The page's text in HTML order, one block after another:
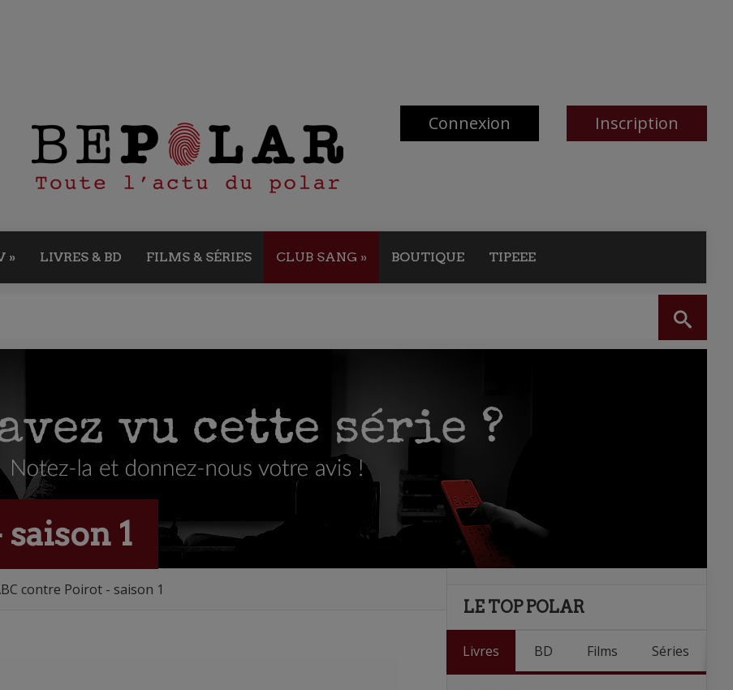
Connexion Inscription
» LIVRES & BD FILMS & SÉRIES CLUB SANG » BOUTIQUE TIPEEE
1
contre Poirot - saison 1
LE TOP POLAR
Livres BD Films Séries